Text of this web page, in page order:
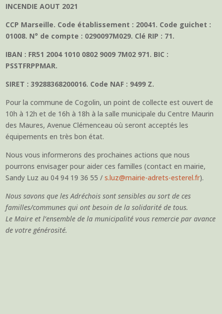
INCENDIE AOUT 2021
CCP Marseille. Code établissement : 20041. Code guichet :
01008. N° de compte : 0290097M029. Clé RIP : 71.
IBAN : FR51 2004 1010 0802 9009 7M02 971. BIC :
PSSTFRPPMAR.
SIRET : 39288368200016. Code NAF : 9499 Z.
Pour la commune de Cogolin, un point de collecte est ouvert de
10h à 12h et de 16h à 18h à la salle municipale du Centre Maurin
des Maures, Avenue Clémenceau où seront acceptés les
équipements en très bon état.
Nous vous informerons des prochaines actions que nous
pourrons envisager pour aider ces familles (contact en mairie,
Sandy Luz au 04 94 19 36 55 /s.luz@mairie-adrets-esterel.fr).
Nous savons que les Adréchois sont sensibles au sort de ces
familles/communes qui ont besoin de la solidarité de tous.
Le Maire et l’ensemble de la municipalité vous remercie par avance
de votre générosité.